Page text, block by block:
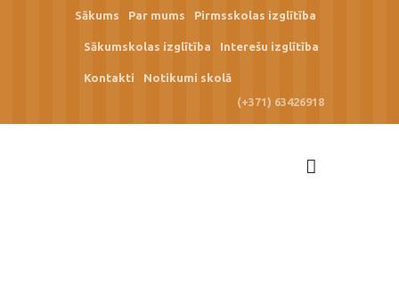
Sākums Par mums Pirmsskolas izglītība
Sākumskolas izglītība Interešu izglītība
Kontakti
Notikumi skolā
(+371) 63426918